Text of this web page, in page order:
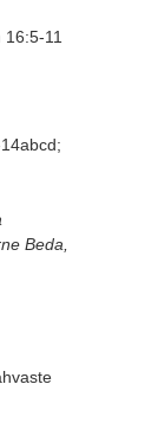
11
Beda,